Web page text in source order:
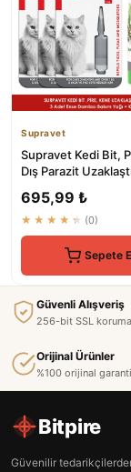
Supravet
Supravet Kedi Bit,
Dış Parazit
695,99 ₺
★★★★★ (0)
Sepete
Güvenli Alışveriş
256-bit SSL
Orijinal Ürünler
%100 orijinal garanti
Bitpire
Güvenilir